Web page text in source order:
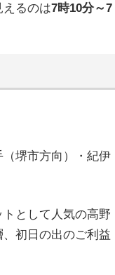
るのは7時10分～7
堺市方向）・紀伊
として人気の高野
初日の出のご利益